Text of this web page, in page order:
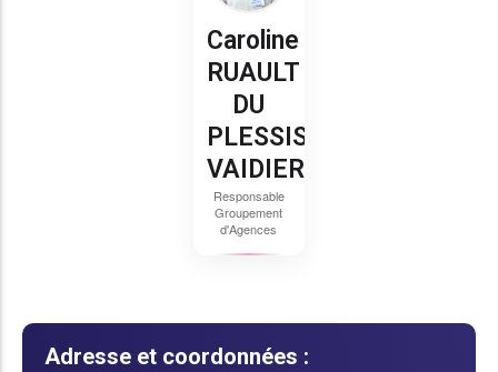
Caroline
RUAULT
DU
PLESSIS
VAIDIERE
Responsable
Groupement
d'Agences
Adresse et coordonnées :